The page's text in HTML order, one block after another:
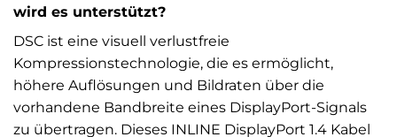
wird es unterstützt?
DSC ist eine visuell verlustfreie
Kompressionstechnologie, die es ermöglicht,
höhere Auflösungen und Bildraten über die
vorhandene Bandbreite eines DisplayPort-Signals
zu übertragen. Dieses INLINE DisplayPort 1.4 Kabel